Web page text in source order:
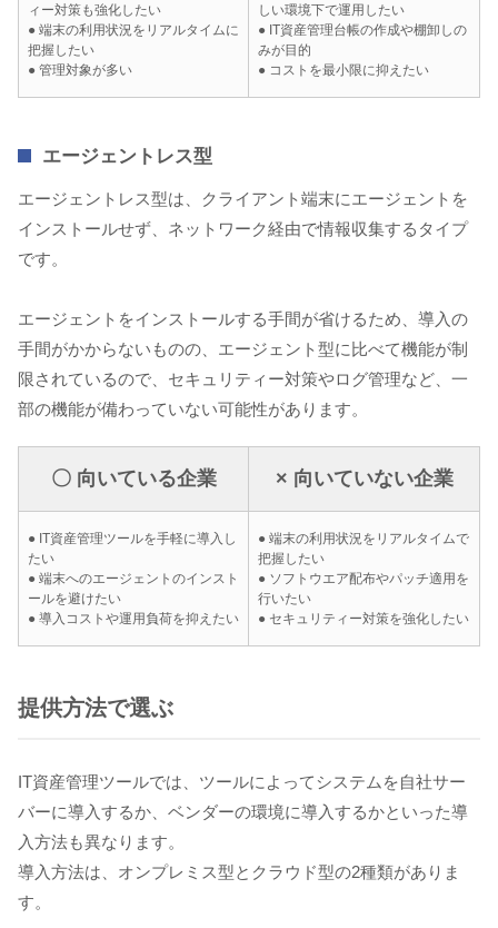
ィー対策も強化したい
● 端末の利用状況をリアルタイムに
把握したい
● 管理対象が多い
しい環境下で運用したい
● IT資産管理台帳の作成や棚卸しの
みが目的
● コストを最小限に抑えたい
エージェントレス型
エージェントレス型は、クライアント端末にエージェントを
インストールせず、ネットワーク経由で情報収集するタイプ
です。
エージェントをインストールする手間が省けるため、導入の
手間がかからないものの、エージェント型に比べて機能が制
限されているので、セキュリティー対策やログ管理など、一
部の機能が備わっていない可能性があります。
〇 向いている企業 × 向いていない企業
● IT資産管理ツールを手軽に導入し
たい
● 端末へのエージェントのインスト
ールを避けたい
● 導入コストや運用負荷を抑えたい
● 端末の利用状況をリアルタイムで
把握したい
● ソフトウエア配布やパッチ適用を
行いたい
● セキュリティー対策を強化したい
提供方法で選ぶ
IT資産管理ツールでは、ツールによってシステムを自社サー
バーに導入するか、ベンダーの環境に導入するかといった導
入方法も異なります。
導入方法は、オンプレミス型とクラウド型の2種類がありま
す。